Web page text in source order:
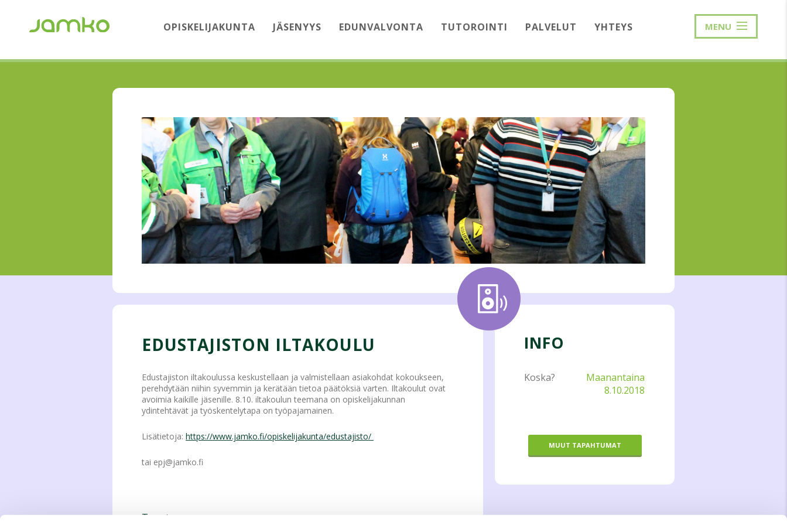
OPISKELIJAKUNTA JÄSENYYS EDUNVALVONTA TUTOROINTI PALVELUT YHTEYS MENU
EDUSTAJISTON ILTAKOULU
Edustajiston iltakoulussa keskustellaan ja valmistellaan asiakohdat kokoukseen,
perehdytään niihin syvemmin ja kerätään tietoa päätöksiä varten. Iltakoulut ovat
avoimia kaikille jäsenille. 8.10. iltakoulun teemana on opiskelijakunnan
ydintehtävät ja työskentelytapa on työpajamainen.
Lisätietoja: https://www.jamko.fi/opiskelijakunta/edustajisto/
tai epj@jamko.fi
Tweet
INFO
Koska?
Maanantaina
8.10.2018
MUUT TAPAHTUMAT